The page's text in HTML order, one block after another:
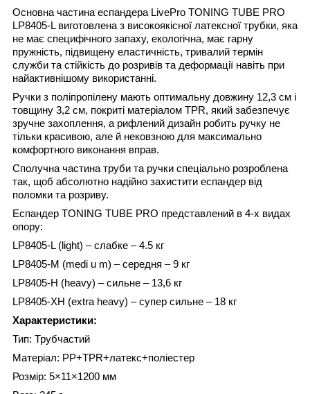
Основна частина еспандера LivePro TONING TUBE PRO
LP8405-L виготовлена ​​з високоякісної латексної трубки, яка
не має специфічного запаху, екологічна, має гарну
пружність, підвищену еластичність, тривалий термін
служби та стійкість до розривів та деформації навіть при
найактивнішому використанні.
Ручки з поліпропілену мають оптимальну довжину 12,3 см і
товщину 3,2 см, покриті матеріалом TPR, який забезпечує
зручне захоплення, а рифлений дизайн робить ручку не
тільки красивою, але й нековзною для максимально
комфортного виконання вправ.
Сполучна частина труби та ручки спеціально розроблена
так, щоб абсолютно надійно захистити еспандер від
поломки та розриву.
Еспандер TONING TUBE PRO представлений ​​в 4-х видах
опору:
LP8405-L (light) – слабке – 4.5 кг
LP8405-M (medi u m) – середня – 9 кг
LP8405-H (heavy) – сильне – 13,6 кг
LP8405-XH (extra heavy) – супер сильне – 18 кг
Характеристики:
Тип: Трубчастий
Матеріал: PP+TPR+латекс+поліестер
Розмір: 5×11×1200 мм